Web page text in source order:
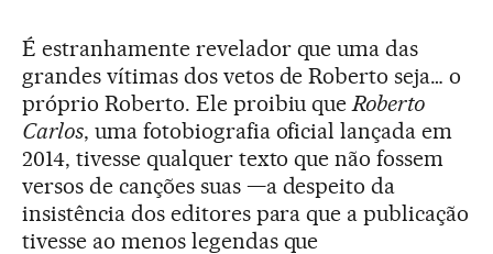
É estranhamente revelador que uma das
grandes vítimas dos vetos de Roberto seja… o
próprio Roberto. Ele proibiu queRoberto
Carlos, uma fotobiografia oficial lançada em
2014, tivesse qualquer texto que não fossem
versos de canções suas —a despeito da
insistência dos editores para que a publicação
tivesse ao menos legendas que